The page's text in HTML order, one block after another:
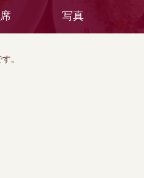
写真
。